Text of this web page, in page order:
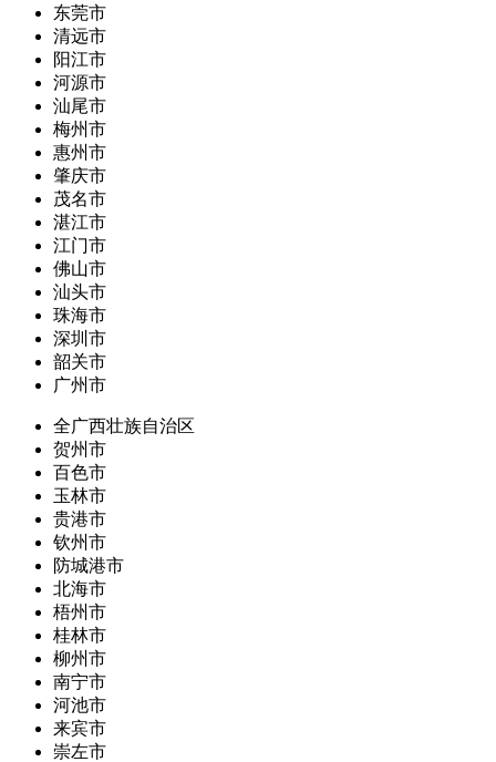
东莞市
清远市
阳江市
河源市
汕尾市
梅州市
惠州市
肇庆市
茂名市
湛江市
江门市
佛山市
汕头市
珠海市
深圳市
韶关市
广州市
全广西壮族自治区
贺州市
百色市
玉林市
贵港市
钦州市
防城港市
北海市
梧州市
桂林市
柳州市
南宁市
河池市
来宾市
崇左市